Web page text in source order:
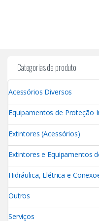
Categorias de produto
Acessórios Diversos
Equipamentos de Proteção
Extintores (Acessórios)
Extintores e Equipamentos
Hidráulica, Elétrica e
Outros
Serviços